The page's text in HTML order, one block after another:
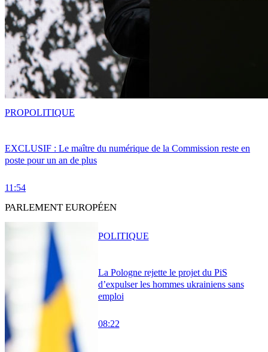
EXCLUSIF : Le maître du numérique de la Commission reste en
poste pour un an de plus
11:54
PROPOLITIQUE
PARLEMENT EUROPÉEN
La Pologne rejette le projet du PiS
d’expulser les hommes ukrainiens sans
emploi
08:22
POLITIQUE